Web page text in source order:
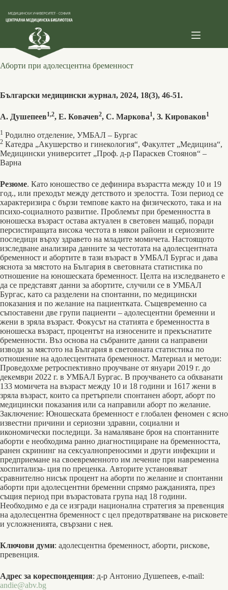
content
Аборти при адолесцентна бременност
Български медицински журнал, 2024, 18(3), 46-51.
А. Душепеев1,2, Е. Ковачев2, С. Маркова1, З. Кироваков1
1 Родилно отделение, УМБАЛ – Бургас
2 Катедра „Акушерство и гинекология“, Факултет „Медицина“,
Медицински университет „Проф. д-р Параскев Стоянов“ –
Варна
Резюме. Като юношество се дефинира възрастта между 10 и 19
год., или преходът между детството и зрелостта. Този период се
характеризира с бързи темпове както на физическото, така и на
психо-социалното развитие. Проблемът при бременността в
юношеска възраст остава актуален в световен мащаб, поради
персистиращата висока честота в някои райони и сериозните
последици върху здравето на младите момичета. Настоящото
изследване анализира данните за честотата на адолесцентната
бременност и абортите в тази възраст в УМБАЛ Бургас и дава
яснота за мястото на България в световната статистика по
отношение на юношеската бременност. Целта на изследването е
да се представят данни за абортите, случили се в УМБАЛ
Бургас, като са разделени на спонтанни, по медицински
показания и по желание на пациентката. Същевременно са
съпоставени две групи пациенти – адолесцентни бременни и
жени в зряла възраст. Фокусът на статията е бременността в
юношеска възраст, процентът на износените и прекъснатите
бременности. Въз основа на събраните данни са направени
изводи за мястото на България в световната статистика по
отношение на адолесцентната бременност. Материал и методи:
Проведохме ретроспективно проучване от януари 2019 г. до
декември 2022 г. в УМБАЛ Бургас. В проучването са обхванати
133 момичета на възраст между 10 и 18 години и 1617 жени в
зряла възраст, които са претърпели спонтанен аборт, аборт по
медицински показания или са направили аборт по желание.
Заключение: Юношеската бременност е глобален феномен с ясно
известни причини и сериозни здравни, социални и
икономически последици. За намаляване броя на спонтанните
аборти е необходима ранно диагностициране на бременността,
ранен скрининг на сексуалнопреносими и други инфекции и
предприемане на своевременното им лечение при навременна
хоспитализа- ция по преценка. Авторите установяват
сравнително нисък процент на аборти по желание и спонтанни
аборти при адолесцентни бременни спрямо ражданията, през
същия период при възрастовата група над 18 години.
Необходимо е да се изгради национална стратегия за превенция
на адолесцентна бременност с цел предотвратяване на рисковете
и усложненията, свързани с нея.
Ключови думи: адолесцентна бременност, аборти, рискове,
превенция.
Адрес за кореспонденция: д-р Антонио Душепеев, e-mail:
andie@abv.bg